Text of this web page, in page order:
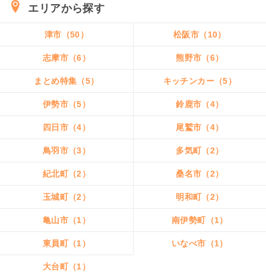
エリアから探す
津市（50） 松阪市（10）
志摩市（6） 熊野市（6）
まとめ特集（5） キッチンカー（5）
伊勢市（5） 鈴鹿市（4）
四日市（4） 尾鷲市（4）
鳥羽市（3） 多気町（2）
紀北町（2） 桑名市（2）
玉城町（2） 明和町（2）
亀山市（1） 南伊勢町（1）
東員町（1） いなべ市（1）
大台町（1）